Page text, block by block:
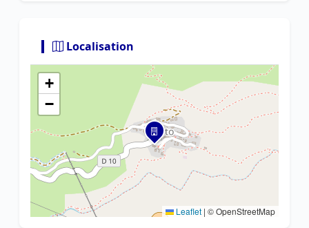
Localisation
+
−
Leaflet | © OpenStreetMap